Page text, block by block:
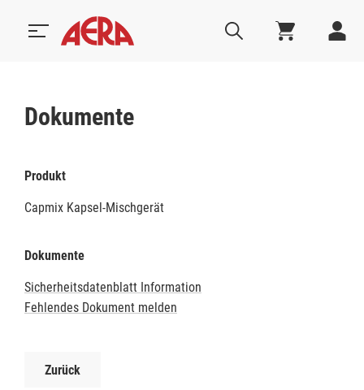
Dokumente
Produkt
Capmix Kapsel-Mischgerät
Dokumente
Sicherheitsdatenblatt Information
Fehlendes Dokument melden
Zurück